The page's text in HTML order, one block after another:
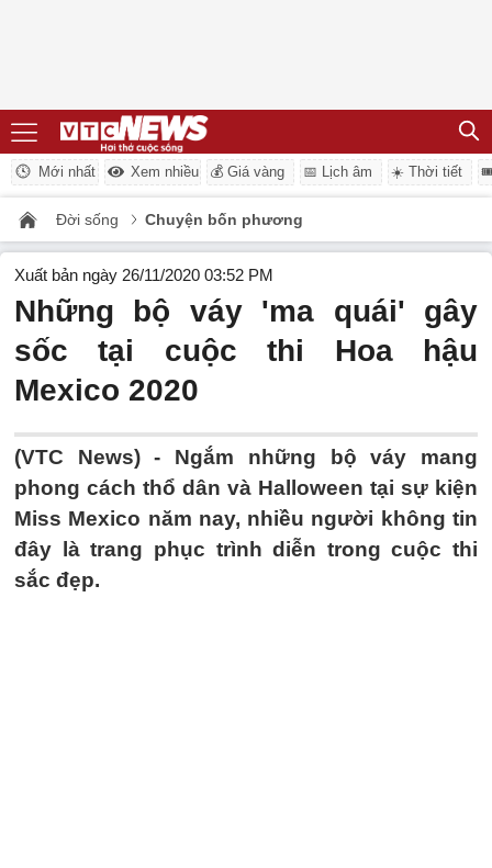
Mới nhất Xem nhiều 💰 Giá vàng 📅 Lịch âm ☀️ Thời tiết
Đời sống Chuyện bốn phương
Xuất bản ngày 26/11/2020 03:52 PM
Những bộ váy 'ma quái' gây
sốc tại cuộc thi Hoa hậu
Mexico 2020
(VTC News) - Ngắm những bộ váy mang
phong cách thổ dân và Halloween tại sự kiện
Miss Mexico năm nay, nhiều người không tin
đây là trang phục trình diễn trong cuộc thi
sắc đẹp.